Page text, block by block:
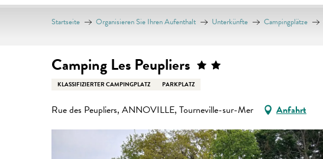
Startseite Organisieren Sie Ihren Aufenthalt Unterkünfte Campingplätze
Camping Les Peupliers
KLASSIFIZIERTER CAMPINGPLATZ PARKPLATZ
Rue des Peupliers, ANNOVILLE, Tourneville-sur-Mer Anfahrt